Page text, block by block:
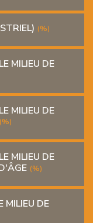
(%)
MILIEU DE
MILIEU DE
(%)
MILIEU DE
(%)
MILIEU DE